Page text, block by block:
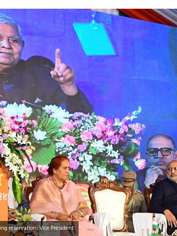
reservation: Vice President